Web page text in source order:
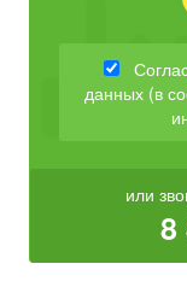
данных (в
или
8